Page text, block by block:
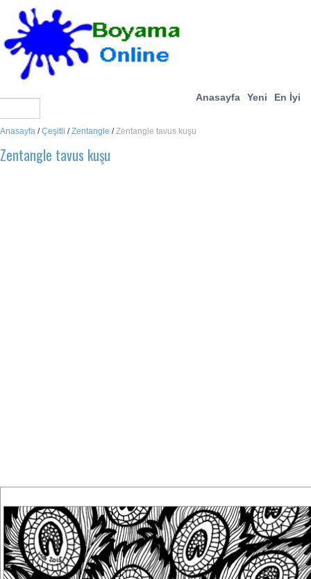
Anasayfa Yeni En İyi
Anasayfa /Çeşitli /Zentangle /Zentangle tavus kuşu
Zentangle tavus kuşu